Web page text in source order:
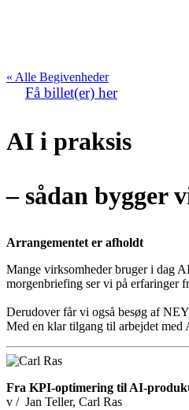
« Alle Begivenheder
Få billet(er) her
AI i praksis
– sådan bygger
Arrangementet er afholdt
Mange virksomheder bruger i dag
morgenbriefing ser vi på erfaringer
Derudover får vi også besøg af
Med en klar tilgang til arbejdet med
Fra KPI-optimering til AI-
v / Jan Teller, Carl Ras